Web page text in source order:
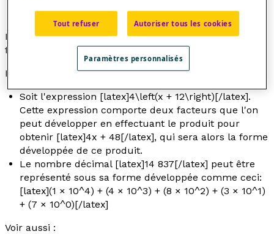
La forme développée est le résultat contraire de la
forme factorisée.
Exemples
Soit l'expression [latex]4\left(x + 12\right)[/latex].
Cette expression comporte deux facteurs que l'on
peut développer en effectuant le produit pour
obtenir [latex]4x + 48[/latex], qui sera alors la forme
développée de ce produit.
Le nombre décimal [latex]14 837[/latex] peut être
représenté sous sa forme développée comme ceci:
[latex](1 × 10^4) + (4 × 10^3) + (8 × 10^2) + (3 × 10^1)
+ (7 × 10^0)[/latex]
Voir aussi :
Tout refuser Autoriser tous les cookies
Paramètres personnalisés